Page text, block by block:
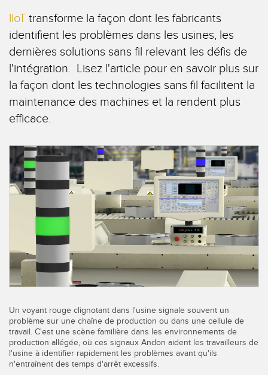
CAPTEURS
Capteurs photoélectriques
Barrières de mesure
Temps de parcours 3D
Capteurs à ultrasons
Amplificateurs à fibre optique
Fourches optiques, capteurs de détection de zone et
d’étiquettes
Capteurs de repères, de couleurs et de luminescence
Capteurs d’aide au choix
Capteurs de température
Capteurs de surveillance des conditions
Capteurs de surveillance des conditions sans fil
IIOT ET L'USINE
INTELLIGENTE
Appel de pièces, service ou retrait de palettes
Communication en usine
Détection fiable des bords avant
Maintenance prédictive
Maintenance prédictive
Surveillance du niveau des cuves
Efficacité globale de l'équipement (OEE)
Surveillance des conditions : maintenance prédictive et
Surveillance des machines/Efficacité globale de l'équipement
Télésurveillance
LIENS CONNEXES
Washdown
IIoT transforme la façon dont les fabricants
identifient les problèmes dans les usines, les
dernières solutions sans fil relevant les défis de
l'intégration. Lisez l'article pour en savoir plus sur
la façon dont les technologies sans fil facilitent la
maintenance des machines et la rendent plus
efficace.
Un voyant rouge clignotant dans l'usine signale souvent un
problème sur une chaîne de production ou dans une cellule de
travail. C'est une scène familière dans les environnements de
production allégée, où ces signaux Andon aident les travailleurs de
l'usine à identifier rapidement les problèmes avant qu'ils
n'entraînent des temps d'arrêt excessifs.